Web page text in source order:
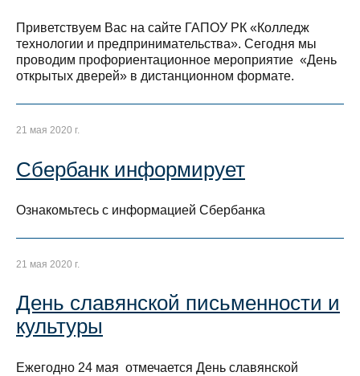
Приветствуем Вас на сайте ГАПОУ РК «Колледж
технологии и предпринимательства». Сегодня мы
проводим профориентационное мероприятие «День
открытых дверей» в дистанционном формате.
21 мая 2020 г.
Сбербанк информирует
Ознакомьтесь с информацией Сбербанка
21 мая 2020 г.
День славянской письменности и
культуры
Ежегодно 24 мая отмечается День славянской